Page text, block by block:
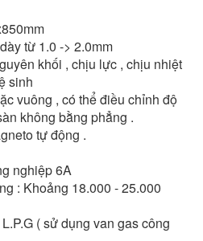
từ 1.0 -> 2.0mm
khối , chịu lực , chịu nhiệt
sinh
vuông , có thể điều chỉnh độ
không bằng phẳng .
tự động .
nghiệp 6A
: Khoảng 18.000 - 25.000
( sử dụng van gas công